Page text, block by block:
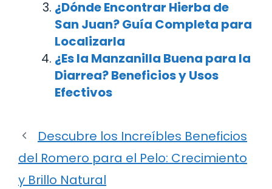
¿Dónde Encontrar Hierba de
San Juan? Guía Completa para
Localizarla
¿Es la Manzanilla Buena para la
Diarrea? Beneficios y Usos
Efectivos
Descubre los Increíbles Beneficios
del Romero para el Pelo: Crecimiento
y Brillo Natural